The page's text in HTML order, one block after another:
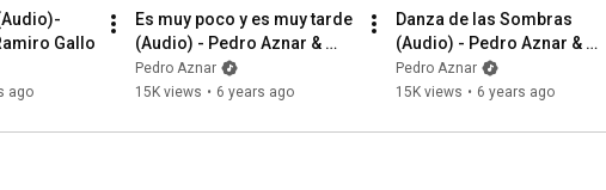
Gallo
ago
Es muy poco y es muy tarde
(Audio) - Pedro Aznar &
Ramiro Gallo
Pedro Aznar
15K views • 6 years ago
Danza de las Sombras
(Audio) - Pedro Aznar &
Ramiro Gallo
Pedro Aznar
15K views • 6 years ago